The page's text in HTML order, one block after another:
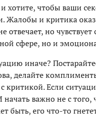
чтобы ваши
Жалобы и критика
отвечает, но
сфере, но и
иначе?
делайте
Если
важно не с того,
быть, его что-то